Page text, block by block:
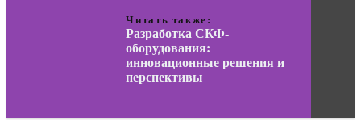
Читать также:
Разработка СКФ-
оборудования:
инновационные решения и
перспективы